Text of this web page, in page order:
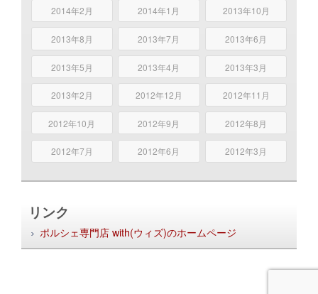
2014年2月 2014年1月 2013年10月
2013年8月 2013年7月 2013年6月
2013年5月 2013年4月 2013年3月
2013年2月 2012年12月 2012年11月
2012年10月 2012年9月 2012年8月
2012年7月 2012年6月 2012年3月
リンク
ポルシェ専門店 with(ウィズ)のホームページ